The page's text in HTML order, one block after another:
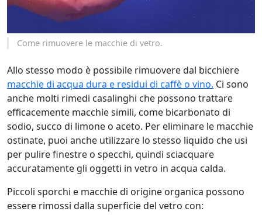
Come rimuovere le macchie di vetro.
Allo stesso modo è possibile rimuovere dal bicchiere
macchie di acqua dura e residui di caffè o vino. Ci sono
anche molti rimedi casalinghi che possono trattare
efficacemente macchie simili, come bicarbonato di
sodio, succo di limone o aceto. Per eliminare le macchie
ostinate, puoi anche utilizzare lo stesso liquido che usi
per pulire finestre o specchi, quindi sciacquare
accuratamente gli oggetti in vetro in acqua calda.
Piccoli sporchi e macchie di origine organica possono
essere rimossi dalla superficie del vetro con: